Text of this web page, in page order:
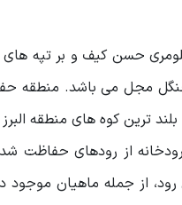
6 کیلومری حسن کیف و بر
مجل می باشد. منطقه
بلند ترین کوه های منطقه
از رودهای حفاظت
رود، از جمله ماهیان